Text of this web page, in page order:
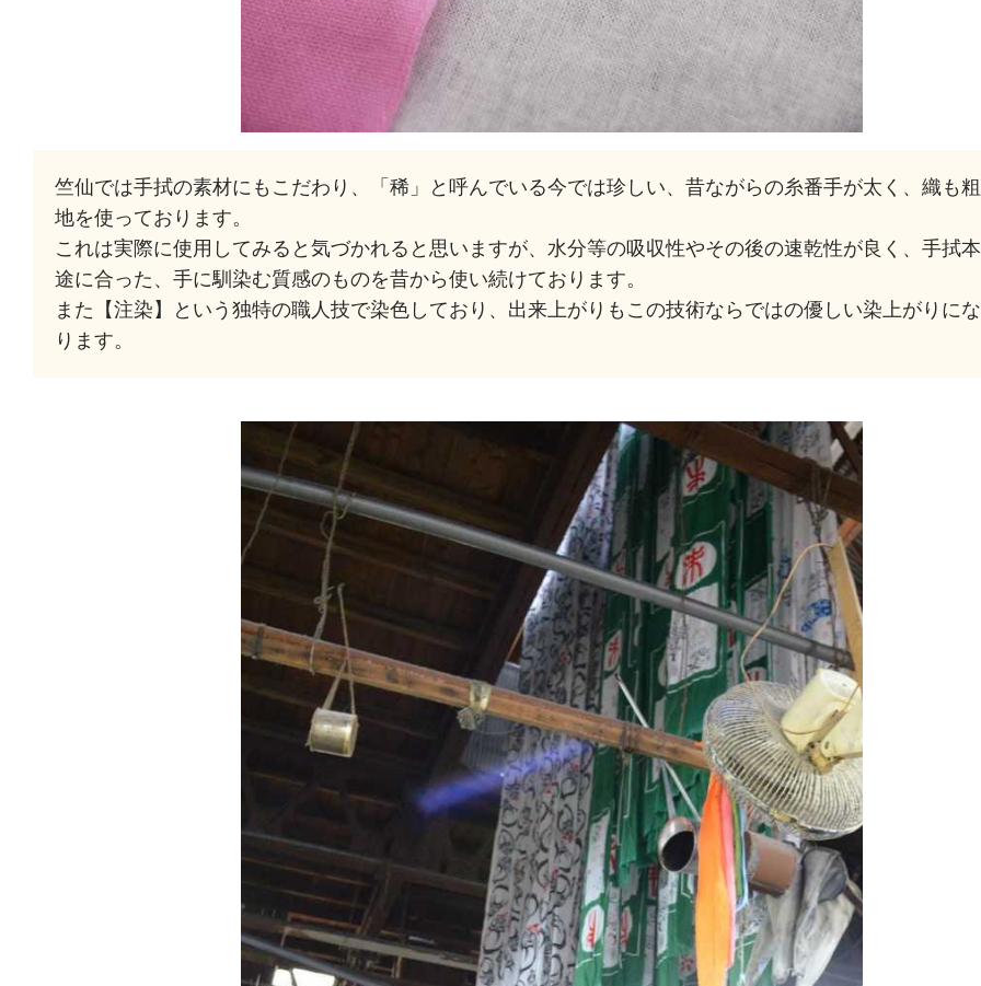
竺仙では手拭の素材にもこだわり、「稀」と呼んでいる今では珍しい、昔ながらの糸番手が太く、織も
地を使っております。
これは実際に使用してみると気づかれると思いますが、水分等の吸収性やその後の速乾性が良く、手拭
途に合った、手に馴染む質感のものを昔から使い続けております。
また【注染】という独特の職人技で染色しており、出来上がりもこの技術ならではの優しい染上がりに
ります。